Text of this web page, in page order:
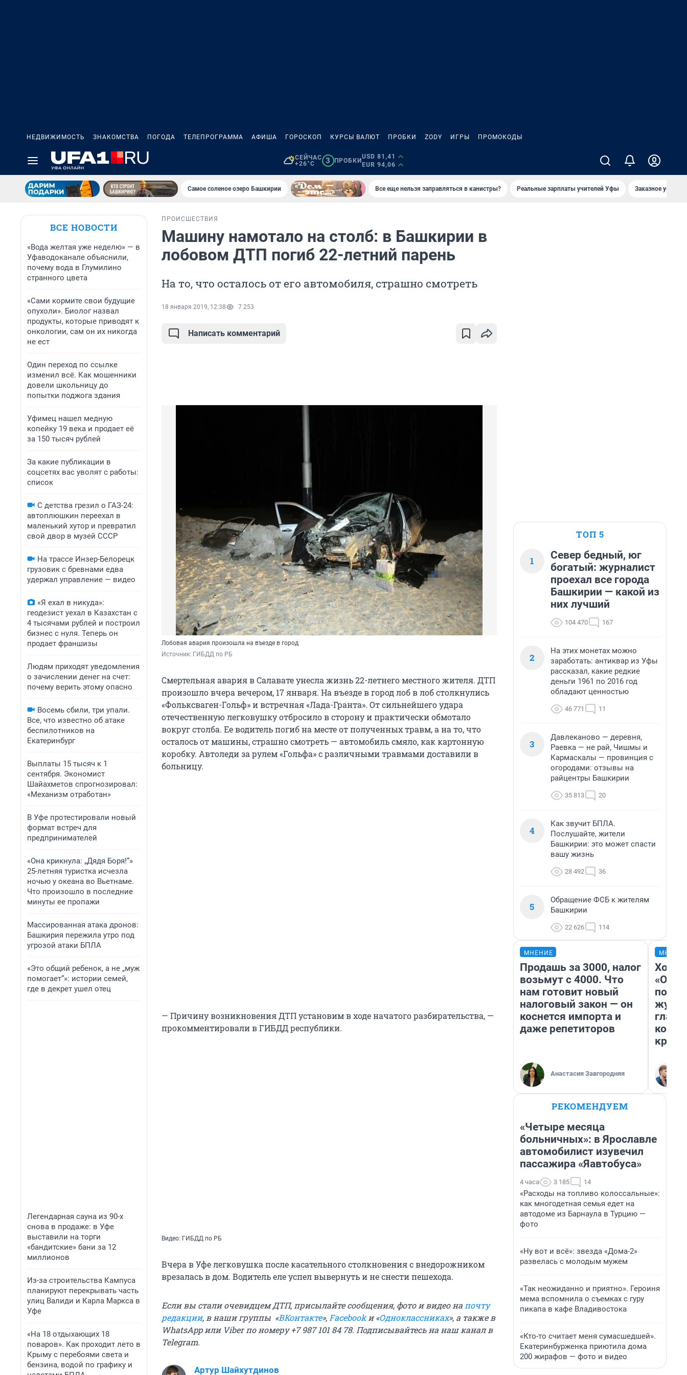
НЕДВИЖИМОСТЬ ЗНАКОМСТВА ПОГОДА ТЕЛЕПРОГРАММА АФИША ГОРОСКОП КУРСЫ ВАЛЮТ ПРОБКИ ZODY ИГРЫ ПРОМОКОДЫ
СЕЙЧАС
+26°C
3 ПРОБКИ
USD 81,41
EUR 94,06
Самое соленое озеро Башкирии Все еще нельзя заправляться в канистры? Реальные зарплаты учителей Уфы Заказное
ВСЕ НОВОСТИ
«Вода желтая уже неделю» — в
Уфаводоканале объяснили,
почему вода в Глумилино
странного цвета
«Сами кормите свои будущие
опухоли». Биолог назвал
продукты, которые приводят к
онкологии, сам он их никогда
не ест
Один переход по ссылке
изменил всё. Как мошенники
довели школьницу до
попытки поджога здания
Уфимец нашел медную
копейку 19 века и продает её
за 150 тысяч рублей
За какие публикации в
соцсетях вас уволят с работы:
список
С детства грезил о ГАЗ-24:
автоплюшкин переехал в
маленький хутор и превратил
свой двор в музей СССР
На трассе Инзер-Белорецк
грузовик с бревнами едва
удержал управление — видео
«Я ехал в никуда»:
геодезист уехал в Казахстан с
4 тысячами рублей и построил
бизнес с нуля. Теперь он
продает франшизы
Людям приходят уведомления
о зачислении денег на счет:
почему верить этому опасно
Восемь сбили, три упали.
Все, что известно об атаке
беспилотников на
Екатеринбург
Выплаты 15 тысяч к 1
сентября. Экономист
Шайахметов спрогнозировал:
«Механизм отработан»
В Уфе протестировали новый
формат встреч для
предпринимателей
«Она крикнула: „Дядя Боря!“»
25-летняя туристка исчезла
ночью у океана во Вьетнаме.
Что произошло в последние
минуты ее пропажи
Массированная атака дронов:
Башкирия пережила утро под
угрозой атаки БПЛА
«Это общий ребенок, а не „муж
помогает“»: истории семей,
где в декрет ушел отец
Легендарная сауна из 90-х
снова в продаже: в Уфе
выставили на торги
«бандитские» бани за 12
миллионов
Из-за строительства Кампуса
планируют перекрывать часть
улиц Валиди и Карла Маркса в
Уфе
«На 18 отдыхающих 18
поваров». Как проходит лето в
Крыму с перебоями света и
бензина, водой по графику и
ПРОИСШЕСТВИЯ
Машину намотало на столб: в Башкирии в
лобовом ДТП погиб 22-летний парень
На то, что осталось от его автомобиля, страшно смотреть
18 января 2019, 12:38 7 253
Написать комментарий
Лобовая авария произошла на въезде в город
Источник: ГИБДД по РБ
Смертельная авария в Салавате унесла жизнь 22-летнего местного жителя. ДТП
произошло вчера вечером, 17 января. На въезде в город лоб в лоб столкнулись
«Фольксваген-Гольф» и встречная «Лада-Гранта». От сильнейшего удара
отечественную легковушку отбросило в сторону и практически обмотало
вокруг столба. Ее водитель погиб на месте от полученных травм, а на то, что
осталось от машины, страшно смотреть — автомобиль смяло, как картонную
коробку. Автоледи за рулем «Гольфа» с различными травмами доставили в
больницу.
— Причину возникновения ДТП установим в ходе начатого разбирательства, —
прокомментировали в ГИБДД республики.
Видео: ГИБДД по РБ
Вчера в Уфе легковушка после касательного столкновения с внедорожником
врезалась в дом. Водитель еле успел вывернуть и не снести пешехода.
Если вы стали очевидцем ДТП, присылайте сообщения, фото и видео на почту
редакции, в наши группы «ВКонтакте», Facebookи «Одноклассниках», а также в
WhatsApp или Viber по номеру +7 987 101 84 78. Подписывайтесь на наш канал в
Telegram.
Артур Шайхутдинов
ТОП 5
1
Север бедный, юг
богатый: журналист
проехал все города
Башкирии — какой из
них лучший
104 470 167
2
На этих монетах можно
заработать: антиквар из Уфы
рассказал, какие редкие
деньги 1961 по 2016 год
обладают ценностью
46 771 11
3
Давлеканово — деревня,
Раевка — не рай, Чишмы и
Кармаскалы — провинция с
огородами: отзывы на
райцентры Башкирии
35 813 20
4
Как звучит БПЛА.
Послушайте, жители
Башкирии: это может спасти
вашу жизнь
28 492 36
5
Обращение ФСБ к жителям
Башкирии
22 626 114
МНЕНИЕ
Продашь за 3000, налог
возьмут с 4000. Что
нам готовит новый
налоговый закон — он
коснется импорта и
даже репетиторов
Анастасия Завгородняя
Хоть
РЕКОМЕНДУЕМ
«Четыре месяца
больничных»: в Ярославле
автомобилист изувечил
пассажира «Яавтобуса»
4 часа 3 185 14
«Расходы на топливо колоссальные»:
как многодетная семья едет на
автодоме из Барнаула в Турцию —
фото
«Ну вот и всё»: звезда «Дома-2»
развелась с молодым мужем
«Так неожиданно и приятно». Героиня
мема вспомнила о съемках с гуру
пикапа в кафе Владивостока
«Кто-то считает меня сумасшедшей».
Екатеринбурженка приютила дома
200 жирафов — фото и видео